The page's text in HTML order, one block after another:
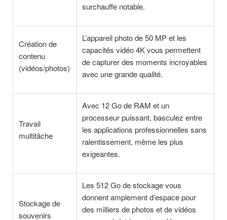
surchauffe notable.
Création de
contenu
(vidéos/photos)
L’appareil photo de 50 MP et les
capacités vidéo 4K vous permettent
de capturer des moments incroyables
avec une grande qualité.
Travail
multitâche
Avec 12 Go de RAM et un
processeur puissant, basculez entre
les applications professionnelles sans
ralentissement, même les plus
exigeantes.
Stockage de
souvenirs
Les 512 Go de stockage vous
donnent amplement d’espace pour
des milliers de photos et de vidéos